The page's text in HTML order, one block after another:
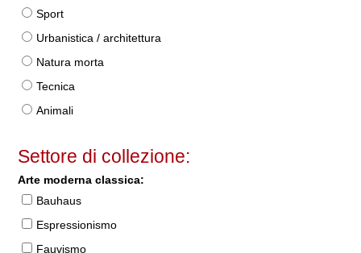
Sport
Urbanistica / architettura
Natura morta
Tecnica
Animali
Settore di collezione:
Arte moderna classica:
Bauhaus
Espressionismo
Fauvismo